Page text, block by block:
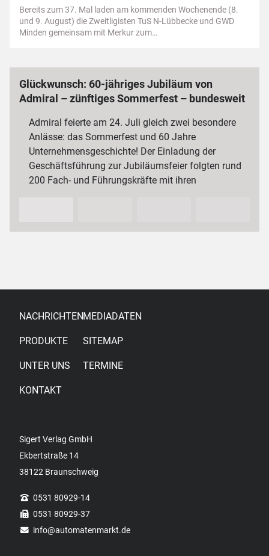
Bereits zum 37. Mal laden am kommenden Wochenende (8.
und 9. August) die Zweitligisten TuS N-Lübbecke und GWD
Minden gemeinsam mit Merkur zum…
Glückwunsch: 60-jähriges Jubiläum von
Admiral – zünftiges Sommerfest – bundesweit
Admiral feierte am 24. Juli gleich zwei besondere
Anlässe: das Sommerfest und 60 Jahre
Unternehmensgeschichte! Der Einladung der
Geschäftsführung zur Jubiläumsfeier folgten rund
200 Fach- und Führungskräfte mit ihren
NACHRICHTEN
PRODUKTE
UNTER UNS
KONTAKT
MEDIADATEN
SITEMAP
TERMINE
Sigert Verlag GmbH
Ekbertstraße 14
38122 Braunschweig
0531 80929-14
0531 80929-37
info@automatenmarkt.de